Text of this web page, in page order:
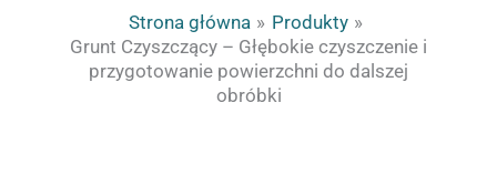
Strona główna
Produkty
Grunt Czyszczący – Głębokie czyszczenie i
przygotowanie powierzchni do dalszej
obróbki